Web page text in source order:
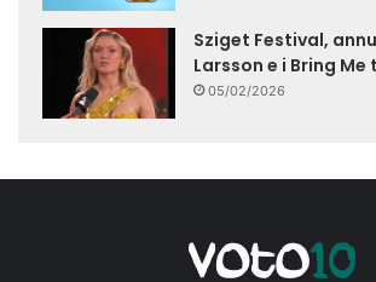
Sziget Festival,
Larsson e i Bring Me
05/02/2026